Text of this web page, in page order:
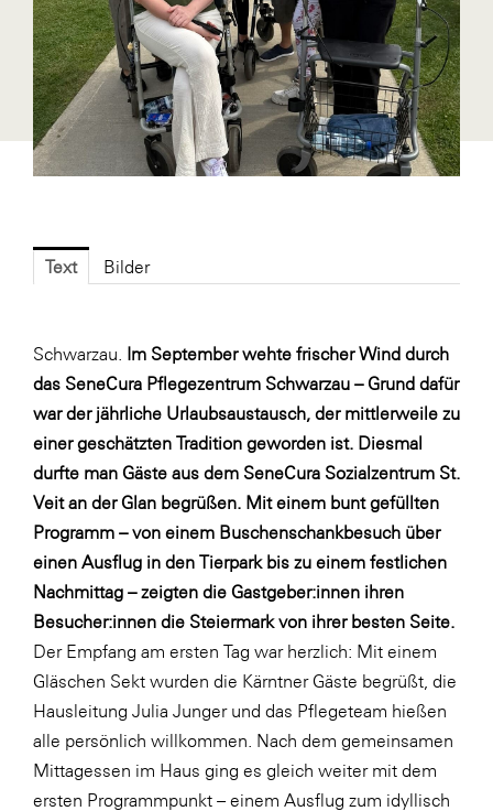
Fressnapf
FRoSTA
FV Energierohstoff & Kraftstoff
Gardena
Gas Connect Austria
Getzner Werkstoffe
ikp
Johnson & Johnson
JELD-WEN DANA
kosaplaner
LAT Nitrogen
Libro
Lidl Österreich
Die Menü-Manufaktur
MTH Retail Group
OMV
OptimaMed
PAGRO
Text Bilder
Schwarzau. Im September wehte frischer Wind durch
das SeneCura Pflegezentrum Schwarzau – Grund dafür
war der jährliche Urlaubsaustausch, der mittlerweile zu
einer geschätzten Tradition geworden ist. Diesmal
durfte man Gäste aus dem SeneCura Sozialzentrum St.
Veit an der Glan begrüßen. Mit einem bunt gefüllten
Programm – von einem Buschenschankbesuch über
einen Ausflug in den Tierpark bis zu einem festlichen
Nachmittag – zeigten die Gastgeber:innen ihren
Besucher:innen die Steiermark von ihrer besten Seite.
Der Empfang am ersten Tag war herzlich: Mit einem
Gläschen Sekt wurden die Kärntner Gäste begrüßt, die
Hausleitung Julia Junger und das Pflegeteam hießen
alle persönlich willkommen. Nach dem gemeinsamen
Mittagessen im Haus ging es gleich weiter mit dem
ersten Programmpunkt – einem Ausflug zum idyllisch